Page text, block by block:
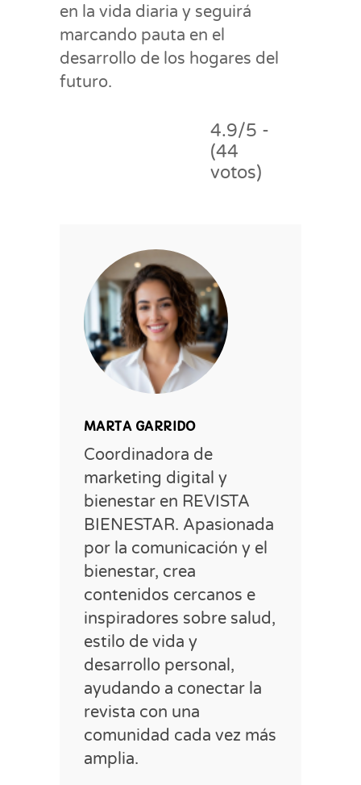
en la vida diaria y seguirá
marcando pauta en el
desarrollo de los hogares del
futuro.
4.9/5 -
(44
votos)
MARTA GARRIDO
Coordinadora de
marketing digital y
bienestar en REVISTA
BIENESTAR. Apasionada
por la comunicación y el
bienestar, crea
contenidos cercanos e
inspiradores sobre salud,
estilo de vida y
desarrollo personal,
ayudando a conectar la
revista con una
comunidad cada vez más
amplia.